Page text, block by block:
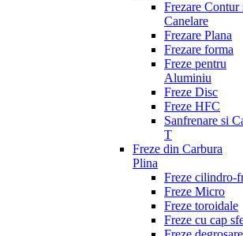
Frezare Contur
Canelare
Frezare Plana
Frezare forma
Freze pentru
Aluminiu
Freze Disc
Freze HFC
Sanfrenare si
T
Freze din Carbura
Plina
Freze cilindro-
Freze Micro
Freze toroidale
Freze cu cap